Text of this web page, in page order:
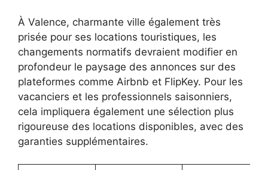
À Valence, charmante ville également très
prisée pour ses locations touristiques, les
changements normatifs devraient modifier en
profondeur le paysage des annonces sur des
plateformes comme Airbnb et FlipKey. Pour les
vacanciers et les professionnels saisonniers,
cela impliquera également une sélection plus
rigoureuse des locations disponibles, avec des
garanties supplémentaires.